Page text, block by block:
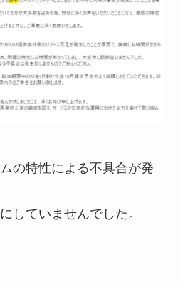
の特性による不具合が発
していませんでした。